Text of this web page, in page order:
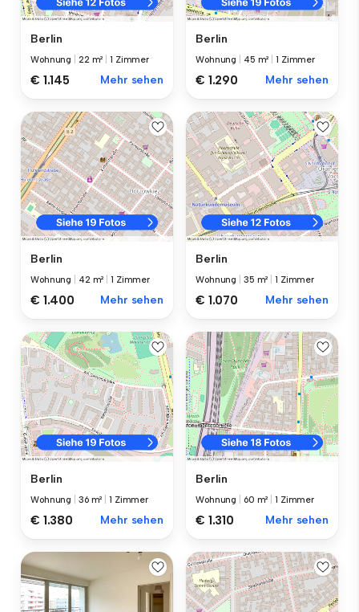
Berlin
Wohnung 22 m² |1 Zimmer
€ 1.145 Mehr sehen
Berlin
Wohnung 45 m² |1 Zimmer
€ 1.290 Mehr sehen
Berlin
Wohnung 42 m² |1 Zimmer
€ 1.400 Mehr sehen
Berlin
Wohnung 35 m² |1 Zimmer
€ 1.070 Mehr sehen
Berlin
Wohnung 36 m² |1 Zimmer
€ 1.380 Mehr sehen
Berlin
Wohnung 60 m² |1 Zimmer
€ 1.310 Mehr sehen